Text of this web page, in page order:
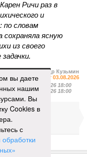
Ричи раз в
и
по словам
сохраняла ясную
из своего
Александр Кузьмин
версия» №29 от 03.08.2026
04.08.2026 18:00
04.08.2026 18:00
Последние
времена
0
вы даете
нашим
Вы
Cookies в
с